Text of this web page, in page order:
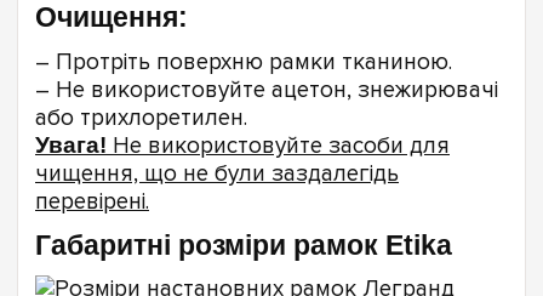
Очищення:
– Протріть поверхню рамки тканиною.
– Не використовуйте ацетон, знежирювачі
або трихлоретилен.
Увага! Не використовуйте засоби для
чищення, що не були заздалегідь
перевірені.
Габаритні розміри рамок Etika